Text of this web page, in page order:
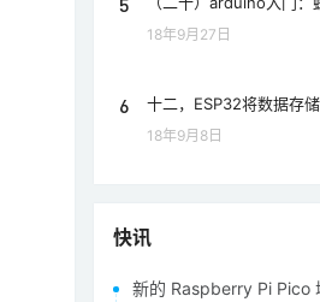
18年9月27日
6 十二，ESP32将数据存
18年9月8日
快讯
新的 Raspberry Pi Pico